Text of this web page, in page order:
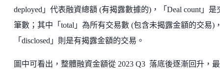
deployed」代表融資總額 (有揭露數據的)，「Deal count」是
筆數；其中「total」為所有交易數 (包含未揭露金額的交易)
「disclosed」則是有揭露金額的交易。
圖中可看出，整體融資金額從 2023 Q3 落底後逐漸回升，